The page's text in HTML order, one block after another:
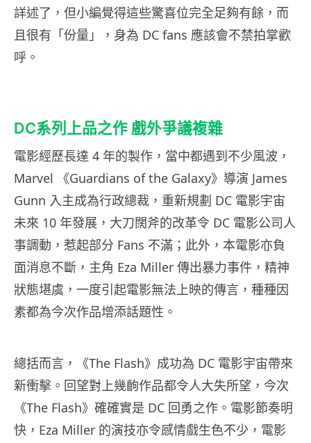
詳述了，但小編覺得這些驚喜位完全足夠有餘，而
且很有「份量」，身為 DC fans 應該會不禁拍掌歡
呼。
DC系列上品之作 戲外爭議複雜
電影經歷長達 4 年的製作，當中都遇到不少風波，
Marvel 《Guardians of the Galaxy》導演 James
Gunn 入主成為行政總裁，重新規劃 DC 電影宇宙
未來 10 年發展，大刀闊斧的改革令 DC 電影公司人
事調動，惹起部分 Fans 不滿；此外，本電影亦負
面消息不斷，主角 Eza Miller 傳出暴力事件，精神
狀態堪虞，一度引起電影無法上映的傳言，種種因
素都為今次作品增添話題性。
總括而言，《The Flash》成功為 DC 電影宇宙帶來
新衝擊。回望對上幾齣作品都令人大失所望，今次
《The Flash》確確實是 DC 回勇之作。電影節奏明
快，Eza Miller 的演技亦令感情戲生色不少，電影